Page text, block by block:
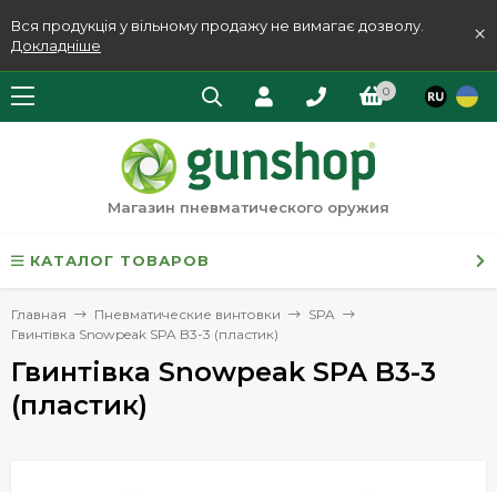
Вся продукція у вільному продажу не вимагає дозволу.
Докладніше
×
0
Магазин пневматического оружия
КАТАЛОГ ТОВАРОВ
Главная Пневматические винтовки
SPA
Гвинтівка Snowpeak SPA B3-3 (пластик)
Гвинтівка Snowpeak SPA B3-3
(пластик)